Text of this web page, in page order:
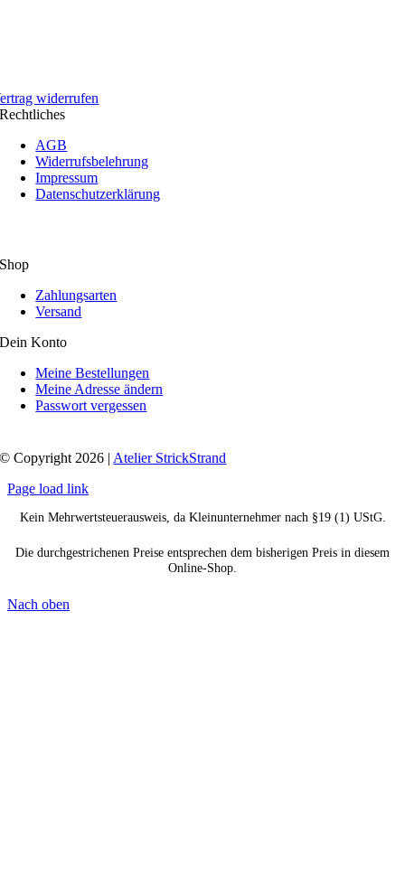
widerrufen
Rechtliches
AGB
Widerrufsbelehrung
Impressum
Datenschutzerklärung
Shop
Zahlungsarten
Versand
Dein Konto
Meine Bestellungen
Meine Adresse ändern
Passwort vergessen
© Copyright 2026 | Atelier StrickStrand
Page load link
Kein Mehrwertsteuerausweis, da Kleinunternehmer nach §19 (1) UStG.
Die durchgestrichenen Preise entsprechen dem bisherigen Preis in diesem
Online-Shop.
Nach oben